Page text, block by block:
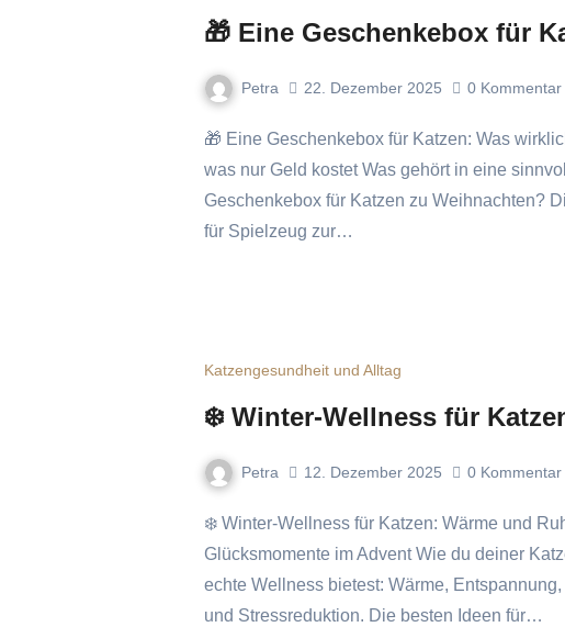
🎁 Eine Geschenkebox für
Petra 22. Dezember 2025 0 Kommentar
🎁 Eine Geschenkebox für Katzen: Was wirklich sinnvoll ist und
was nur Geld kostet Was gehört in eine
Geschenkebox für Katzen zu Weihnachten?
für Spielzeug zur…
Katzengesundheit und Alltag
❄️ Winter-Wellness für
Petra 12. Dezember 2025 0 Kommentar
❄️ Winter-Wellness für Katzen: Wärme und Ruhe sind kleine
Glücksmomente im Advent Wie du deiner
echte Wellness bietest: Wärme,
und Stressreduktion. Die besten Ideen für…